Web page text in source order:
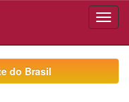
do Brasil